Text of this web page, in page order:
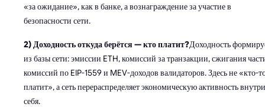
«за ожидание», как в банке, а вознаграждение за участие в
безопасности сети.
2) Доходность откуда берётся — кто платит?Доходность
из базы сети: эмиссии ETH, комиссий за транзакции, сжигания
комиссий по EIP-1559 и MEV-доходов валидаторов. Здесь не «кто-
платит», а сеть перераспределяет экономическую активность внутри
себя.